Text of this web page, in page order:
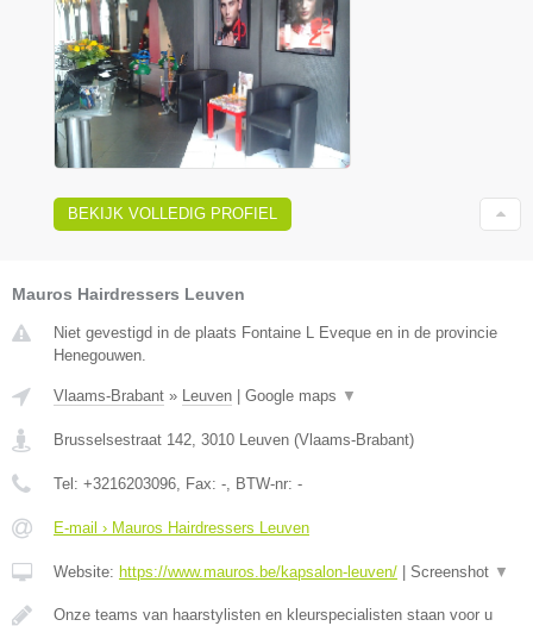
BEKIJK VOLLEDIG PROFIEL
Mauros Hairdressers Leuven
Niet gevestigd in de plaats Fontaine L Eveque en in de provincie
Henegouwen.
Vlaams-Brabant » Leuven Google maps ▼
Brusselsestraat 142, 3010 Leuven (Vlaams-Brabant)
Tel: +3216203096, Fax: -, BTW-nr: -
E-mail › Mauros Hairdressers Leuven
Website: https://www.mauros.be/kapsalon-leuven/ Screenshot ▼
Onze teams van haarstylisten en kleurspecialisten staan voor u